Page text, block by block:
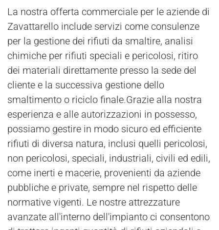
La nostra offerta commerciale per le aziende di
Zavattarello include servizi come consulenze
per la gestione dei rifiuti da smaltire, analisi
chimiche per rifiuti speciali e pericolosi, ritiro
dei materiali direttamente presso la sede del
cliente e la successiva gestione dello
smaltimento o riciclo finale.Grazie alla nostra
esperienza e alle autorizzazioni in possesso,
possiamo gestire in modo sicuro ed efficiente
rifiuti di diversa natura, inclusi quelli pericolosi,
non pericolosi, speciali, industriali, civili ed edili,
come inerti e macerie, provenienti da aziende
pubbliche e private, sempre nel rispetto delle
normative vigenti. Le nostre attrezzature
avanzate all'interno dell'impianto ci consentono